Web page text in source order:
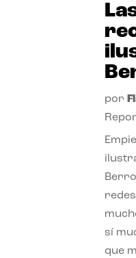
por
sí
que